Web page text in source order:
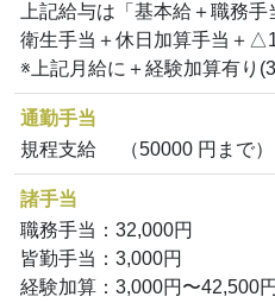
上記給与は「基本給＋職務
衛生手当＋休日加算手当＋
※上記月給に＋経験加算有り
通勤手当
規程支給 （50000 円まで）
諸手当
職務手当：32,000円
皆勤手当：3,000円
経験加算：3,000円〜42,500